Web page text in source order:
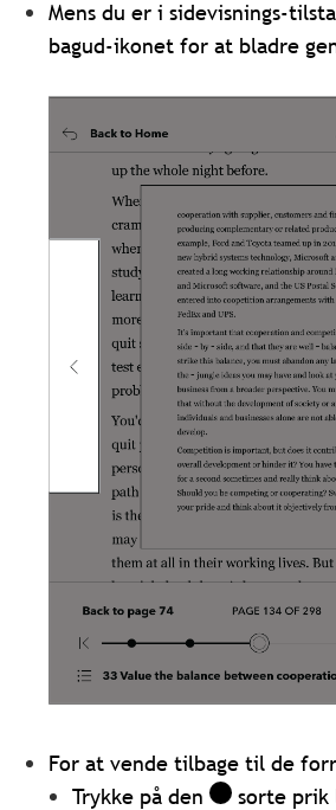
Mens du er i sidevisnings-
bagud-ikonet for at bladre
For at vende tilbage til de
Trykke på den
sorte prik